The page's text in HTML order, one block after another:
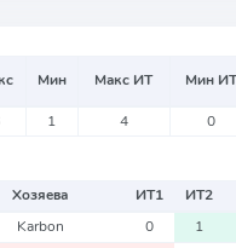
Мин Макс ИТ Мин
1 4 0
Хозяева ИТ1 ИТ2
Karbon 0 1